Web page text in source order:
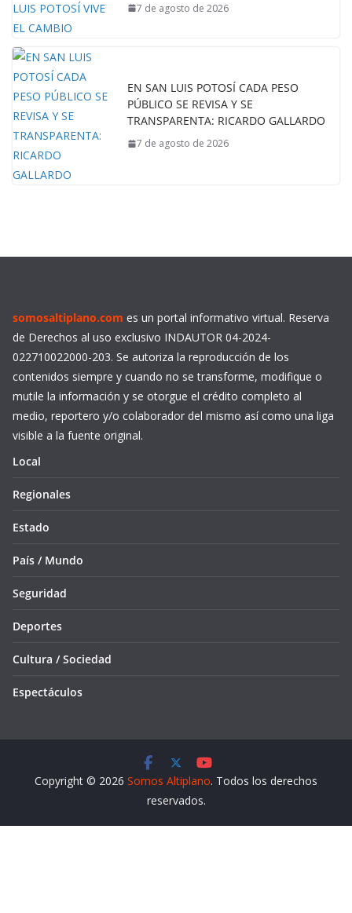
7 de agosto de 2026
EN SAN LUIS POTOSÍ CADA PESO
PÚBLICO SE REVISA Y SE
TRANSPARENTA: RICARDO GALLARDO
7 de agosto de 2026
somosaltiplano.com es un portal informativo virtual. Reserva
de Derechos al uso exclusivo INDAUTOR 04-2024-
022710022000-203. Se autoriza la reproducción de los
contenidos siempre y cuando no se transforme, modifique o
mutile la información y se otorgue el crédito completo al
medio, reportero y/o colaborador del mismo así como una liga
visible a la fuente original.
Local
Regionales
Estado
País / Mundo
Seguridad
Deportes
Cultura / Sociedad
Espectáculos
Copyright © 2026 Somos Altiplano. Todos los derechos
reservados.